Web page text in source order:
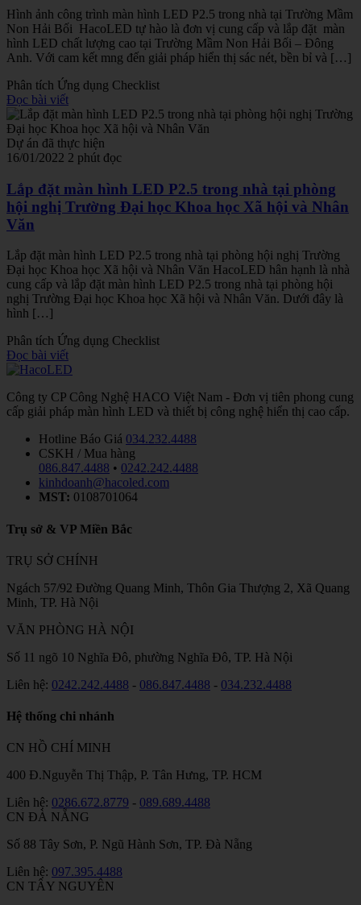
Hình ảnh công trình màn hình LED P2.5 trong nhà tại Trường Mầm
Non Hải Bối HacoLED tự hào là đơn vị cung cấp và lắp đặt màn
hình LED chất lượng cao tại Trường Mầm Non Hải Bối – Đông
Anh. Với cam kết mng đến giải pháp hiển thị sác nét, bền bỉ và […]
Phân tích Ứng dụng Checklist
Đọc bài viết
Dự án đã thực hiện
16/01/2022 2 phút đọc
Lắp đặt màn hình LED P2.5 trong nhà tại phòng
hội nghị Trường Đại học Khoa học Xã hội và Nhân
Văn
Lắp đặt màn hình LED P2.5 trong nhà tại phòng hội nghị Trường
Đại học Khoa học Xã hội và Nhân Văn HacoLED hân hạnh là nhà
cung cấp và lắp đặt màn hình LED P2.5 trong nhà tại phòng hội
nghị Trường Đại học Khoa học Xã hội và Nhân Văn. Dưới đây là
hình […]
Phân tích Ứng dụng Checklist
Đọc bài viết
Công ty CP Công Nghệ HACO Việt Nam - Đơn vị tiên phong cung
cấp giải pháp màn hình LED và thiết bị công nghệ hiển thị cao cấp.
Hotline Báo Giá 034.232.4488
CSKH / Mua hàng
086.847.4488 • 0242.242.4488
kinhdoanh@hacoled.com
MST: 0108701064
Trụ sở & VP Miền Bắc
TRỤ SỞ CHÍNH
Ngách 57/92 Đường Quang Minh, Thôn Gia Thượng 2, Xã Quang
Minh, TP. Hà Nội
VĂN PHÒNG HÀ NỘI
Số 11 ngõ 10 Nghĩa Đô, phường Nghĩa Đô, TP. Hà Nội
Liên hệ: 0242.242.4488 - 086.847.4488 - 034.232.4488
Hệ thống chi nhánh
CN HỒ CHÍ MINH
400 Đ.Nguyễn Thị Thập, P. Tân Hưng, TP. HCM
Liên hệ: 0286.672.8779 - 089.689.4488
CN ĐÀ NẴNG
Số 88 Tây Sơn, P. Ngũ Hành Sơn, TP. Đà Nẵng
Liên hệ: 097.395.4488
CN TÂY NGUYÊN